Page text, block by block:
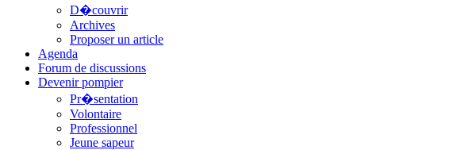
D�couvrir
Archives
Proposer un article
Agenda
Forum de discussions
Devenir pompier
Pr�sentation
Volontaire
Professionnel
Jeune sapeur